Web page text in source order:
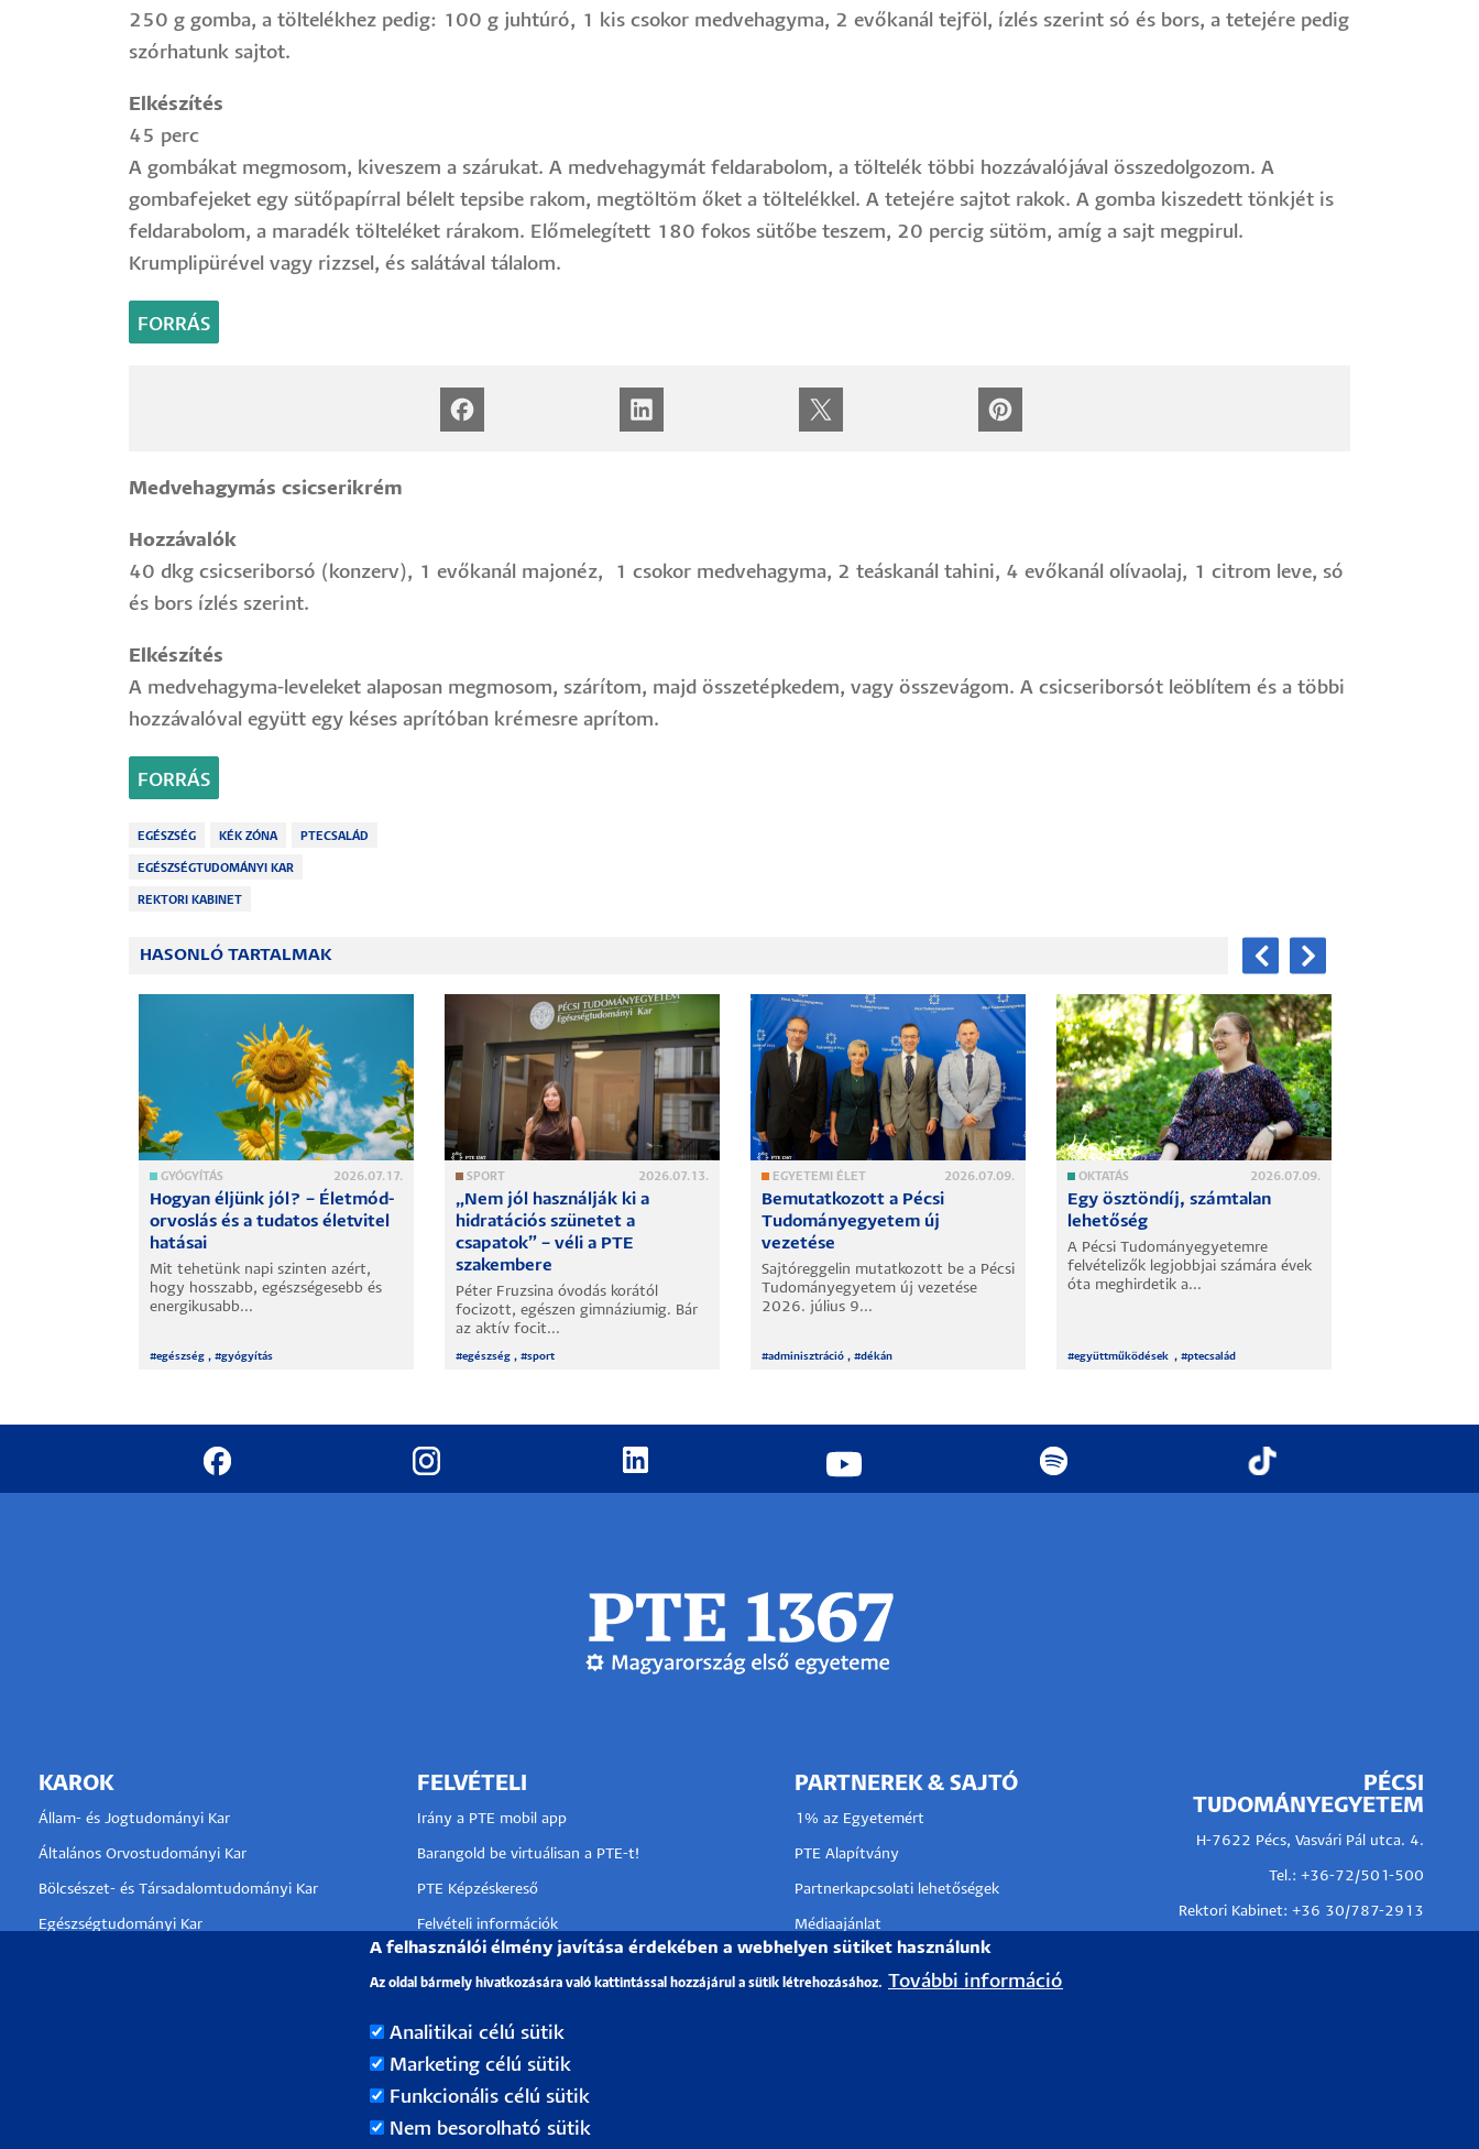
250 g gomba, a töltelékhez pedig: 100 g juhtúró, 1 kis csokor medvehagyma, 2 evőkanál tejföl, ízlés szerint só és bors, a tetejére pedig
szórhatunk sajtot.
Elkészítés
45 perc
A gombákat megmosom, kiveszem a szárukat. A medvehagymát feldarabolom, a töltelék többi hozzávalójával összedolgozom. A
gombafejeket egy sütőpapírral bélelt tepsibe rakom, megtöltöm őket a töltelékkel. A tetejére sajtot rakok. A gomba kiszedett tönkjét is
feldarabolom, a maradék tölteléket rárakom. Előmelegített 180 fokos sütőbe teszem, 20 percig sütöm, amíg a sajt megpirul.
Krumplipürével vagy rizzsel, és salátával tálalom.
FORRÁS
Medvehagymás csicserikrém
Hozzávalók
40 dkg csicseriborsó (konzerv), 1 evőkanál majonéz, 1 csokor medvehagyma, 2 teáskanál tahini, 4 evőkanál olívaolaj, 1 citrom leve, só
és bors ízlés szerint.
Elkészítés
A medvehagyma-leveleket alaposan megmosom, szárítom, majd összetépkedem, vagy összevágom. A csicseriborsót leöblítem és a többi
hozzávalóval együtt egy késes aprítóban krémesre aprítom.
FORRÁS
EGÉSZSÉG KÉK ZÓNA PTECSALÁD
EGÉSZSÉGTUDOMÁNYI KAR
REKTORI KABINET
HASONLÓ TARTALMAK
GYÓGYÍTÁS 2026.07.17.
Hogyan éljünk jól? – Életmód-
orvoslás és a tudatos életvitel
hatásai
Mit tehetünk napi szinten azért,
hogy hosszabb, egészségesebb és
energikusabb...
#egészség , #gyógyítás
SPORT 2026.07.13.
„Nem jól használják ki a
hidratációs szünetet a
csapatok” – véli a PTE
szakembere
Péter Fruzsina óvodás korától
focizott, egészen gimnáziumig. Bár
az aktív focit...
#egészség , #sport
EGYETEMI ÉLET 2026.07.09.
Bemutatkozott a Pécsi
Tudományegyetem új
vezetése
Sajtóreggelin mutatkozott be a Pécsi
Tudományegyetem új vezetése
2026. július 9...
#adminisztráció , #dékán
OKTATÁS 2026.07.09.
Egy ösztöndíj, számtalan
lehetőség
A Pécsi Tudományegyetemre
felvételizők legjobbjai számára évek
óta meghirdetik a...
#együttműködések , #ptecsalád
KAROK
Állam- és Jogtudományi Kar
Általános Orvostudományi Kar
Bölcsészet- és Társadalomtudományi Kar
Egészségtudományi Kar
FELVÉTELI
Irány a PTE mobil app
Barangold be virtuálisan a PTE-t!
PTE Képzéskereső
Felvételi információk
Kérdésed van a felvételiről?
KLINIKAI KÖZPONT
TÁMOGATÓ SZOLGÁLAT
PARTNEREK & SAJTÓ
1% az Egyetemért
PTE Alapítvány
Partnerkapcsolati lehetőségek
Médiaajánlat
Sajtószoba
PÉCSI
TUDOMÁNYEGYETEM
H-7622 Pécs, Vasvári Pál utca. 4.
Tel.: +36-72/501-500
Rektori Kabinet: +36 30/787-2913
A felhasználói élmény javítása érdekében a webhelyen sütiket használunk
Az oldal bármely hivatkozására való kattintással hozzájárul a sütik létrehozásához. További információ
Analitikai célú sütik
Marketing célú sütik
Funkcionális célú sütik
Nem besorolható sütik